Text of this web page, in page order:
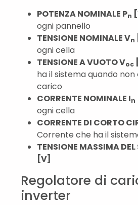
POTENZA NOMINALE Pn
ogni pannello
TENSIONE NOMINALE Vn
ogni cella
TENSIONE A VUOTO Voc
ha il sistema quando
carico
CORRENTE NOMINALE In
ogni cella
CORRENTE DI CORTO
Corrente che ha il
TENSIONE MASSIMA
[V]
Regolatore di
inverter